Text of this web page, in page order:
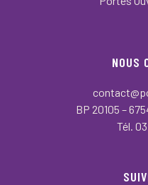
NOUS
BP 20105 –
Tél.